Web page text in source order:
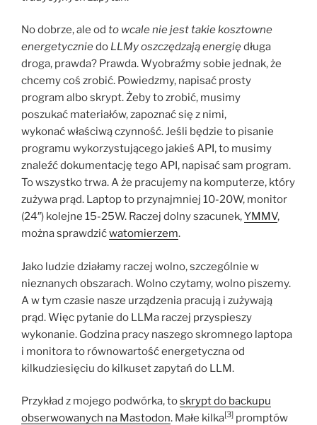
No dobrze, ale od to wcale nie jest takie kosztowne
energetyczniedo LLMy oszczędzają energiędługa
droga, prawda? Prawda. Wyobraźmy sobie jednak, że
chcemy coś zrobić. Powiedzmy, napisać prosty
program albo skrypt. Żeby to zrobić, musimy
poszukać materiałów, zapoznać się z nimi,
wykonać właściwą czynność. Jeśli będzie to pisanie
programu wykorzystującego jakieś API, to musimy
znaleźć dokumentację tego API, napisać sam program.
To wszystko trwa. A że pracujemy na komputerze, który
zużywa prąd. Laptop to przynajmniej 10-20W, monitor
(24″) kolejne 15-25W. Raczej dolny szacunek,YMMV,
można sprawdzićwatomierzem.
Jako ludzie działamy raczej wolno, szczególnie w
nieznanych obszarach. Wolno czytamy, wolno piszemy.
A w tym czasie nasze urządzenia pracują i zużywają
prąd. Więc pytanie do LLMa raczej przyspieszy
wykonanie. Godzina pracy naszego skromnego laptopa
i monitora to równowartość energetyczna od
kilkudziesięciu do kilkuset zapytań do LLM.
Przykład z mojego podwórka, toskrypt do backupu
obserwowanych na Mastodon. Małe kilka[3] promptów